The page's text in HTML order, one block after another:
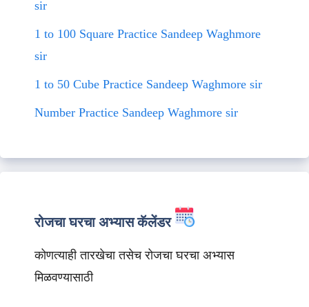
sir
1 to 100 Square Practice Sandeep Waghmore
sir
1 to 50 Cube Practice Sandeep Waghmore sir
Number Practice Sandeep Waghmore sir
रोजचा घरचा अभ्यास कॅलेंडर
कोणत्याही तारखेचा तसेच रोजचा घरचा अभ्यास
मिळवण्यासाठी